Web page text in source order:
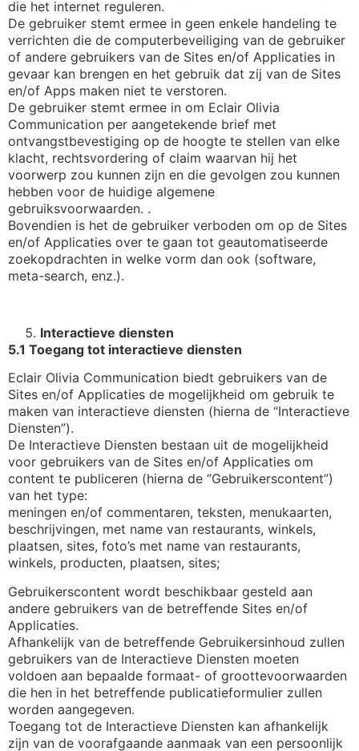
die het internet reguleren.
De gebruiker stemt ermee in geen enkele handeling te
verrichten die de computerbeveiliging van de gebruiker
of andere gebruikers van de Sites en/of Applicaties in
gevaar kan brengen en het gebruik dat zij van de Sites
en/of Apps maken niet te verstoren.
De gebruiker stemt ermee in om Eclair Olivia
Communication per aangetekende brief met
ontvangstbevestiging op de hoogte te stellen van elke
klacht, rechtsvordering of claim waarvan hij het
voorwerp zou kunnen zijn en die gevolgen zou kunnen
hebben voor de huidige algemene
gebruiksvoorwaarden. .
Bovendien is het de gebruiker verboden om op de Sites
en/of Applicaties over te gaan tot geautomatiseerde
zoekopdrachten in welke vorm dan ook (software,
meta-search, enz.).
Interactieve diensten
5.1 Toegang tot interactieve diensten
Eclair Olivia Communication biedt gebruikers van de
Sites en/of Applicaties de mogelijkheid om gebruik te
maken van interactieve diensten (hierna de “Interactieve
Diensten”).
De Interactieve Diensten bestaan uit de mogelijkheid
voor gebruikers van de Sites en/of Applicaties om
content te publiceren (hierna de “Gebruikerscontent”)
van het type:
meningen en/of commentaren, teksten, menukaarten,
beschrijvingen, met name van restaurants, winkels,
plaatsen, sites, foto’s met name van restaurants,
winkels, producten, plaatsen, sites;
Gebruikerscontent wordt beschikbaar gesteld aan
andere gebruikers van de betreffende Sites en/of
Applicaties.
Afhankelijk van de betreffende Gebruikersinhoud zullen
gebruikers van de Interactieve Diensten moeten
voldoen aan bepaalde formaat- of groottevoorwaarden
die hen in het betreffende publicatieformulier zullen
worden aangegeven.
Toegang tot de Interactieve Diensten kan afhankelijk
zijn van de voorafgaande aanmaak van een persoonlijk